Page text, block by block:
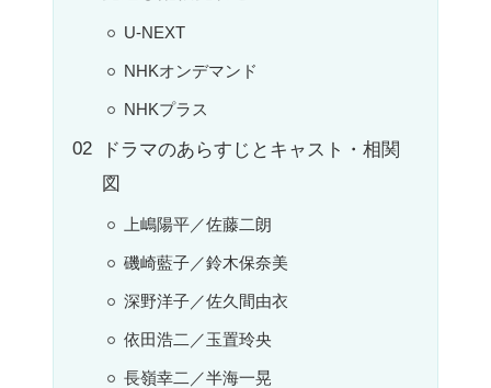
U-NEXT
NHKオンデマンド
NHKプラス
ドラマのあらすじとキャスト・相関
図
上嶋陽平／佐藤二朗
磯崎藍子／鈴木保奈美
深野洋子／佐久間由衣
依田浩二／玉置玲央
長嶺幸二／半海一晃